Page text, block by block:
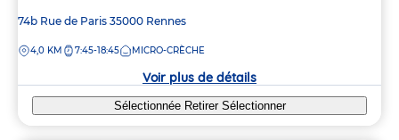
Adresse
la
74b Rue de Paris 35000 Rennes
DISTANCE
4,0 KM 7:45-18:45 MICRO-CRÈCHE
Voir plus de détails
Sélectionnée Retirer Sélectionner